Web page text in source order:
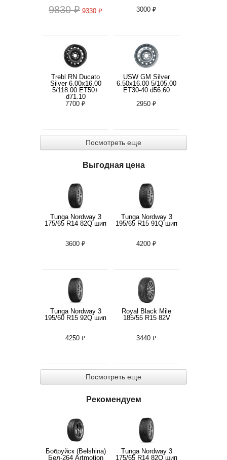
9830 ₽ 9330 ₽
3000 ₽
Trebl RN Ducato
Silver 6.00x16.00
5/118.00 ET50+
d71.10
7700 ₽
USW GM Silver
6.50x16.00 5/105.00
ET30-40 d56.60
2950 ₽
Посмотреть еще
Выгодная цена
Tunga Nordway 3
175/65 R14 82Q шип
3600 ₽
Tunga Nordway 3
195/65 R15 91Q шип
4200 ₽
Tunga Nordway 3
195/60 R15 92Q шип
4250 ₽
Royal Black Mile
185/55 R15 82V
3440 ₽
Посмотреть еще
Рекомендуем
Бобруйск (Belshina)
Бел-264 Artmotion
Tunga Nordway 3
175/65 R14 82Q шип